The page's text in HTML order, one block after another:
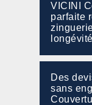
VICINI
parfaite
Des
sans